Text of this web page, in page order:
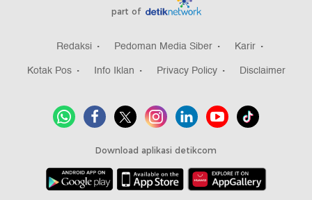
part of
Redaksi Pedoman Media Siber
Karir
Kotak Pos
Info Iklan Privacy Policy Disclaimer
Download aplikasi detikcom